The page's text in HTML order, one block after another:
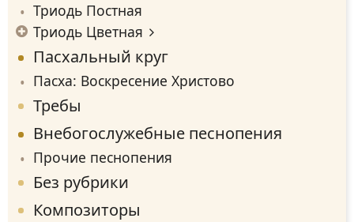
Триодь Постная
Триодь Цветная
Пасхальный круг
Пасха: Воскресение Христово
Требы
Внебогослужебные песнопения
Прочие песнопения
Без рубрики
Композиторы